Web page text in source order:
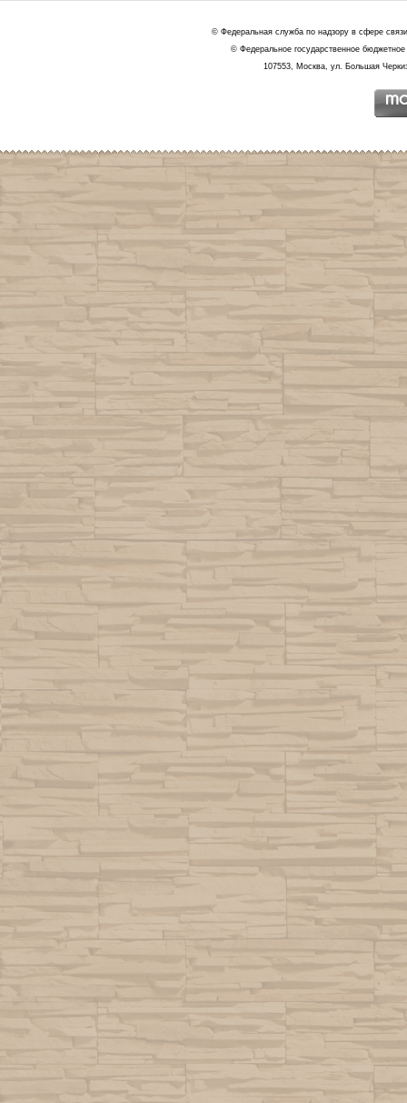
© Федеральная служба по надзору в сфере
© Федеральное государственное
107553, Москва, ул. Большая